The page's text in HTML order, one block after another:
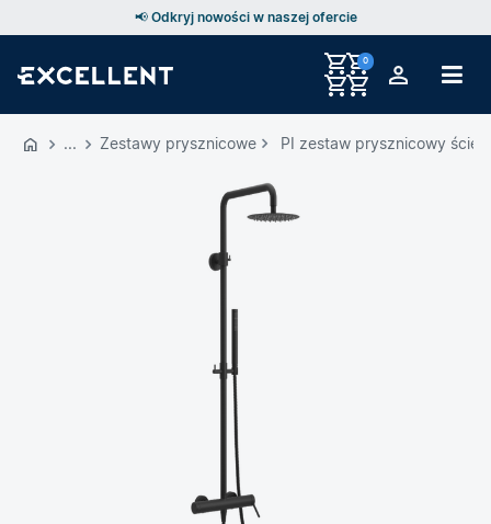
📢 Odkryj nowości w naszej ofercie
0
Zestawy prysznicowe PI zestaw prysznicowy